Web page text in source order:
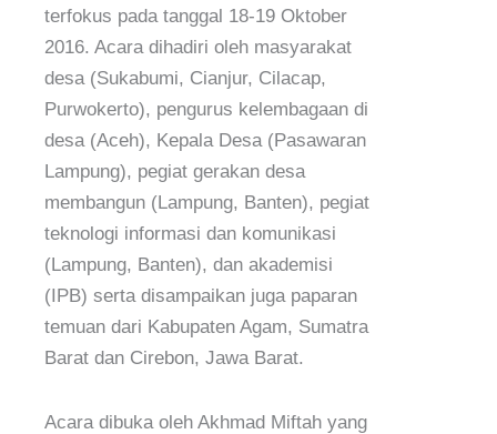
terfokus pada tanggal 18-19 Oktober
2016. Acara dihadiri oleh masyarakat
desa (Sukabumi, Cianjur, Cilacap,
Purwokerto), pengurus kelembagaan di
desa (Aceh), Kepala Desa (Pasawaran
Lampung), pegiat gerakan desa
membangun (Lampung, Banten), pegiat
teknologi informasi dan komunikasi
(Lampung, Banten), dan akademisi
(IPB) serta disampaikan juga paparan
temuan dari Kabupaten Agam, Sumatra
Barat dan Cirebon, Jawa Barat.
Acara dibuka oleh Akhmad Miftah yang